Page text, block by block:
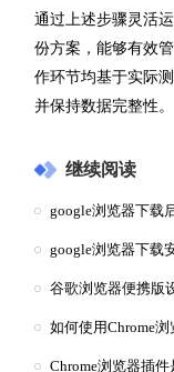
通过上述步骤灵活
份方案，能够有效
作环节均基于实际
并保持数据完整性。
继续阅读
google浏览器下载
谷歌浏览器便携版
如何使用Chrome
Chrome浏览器插